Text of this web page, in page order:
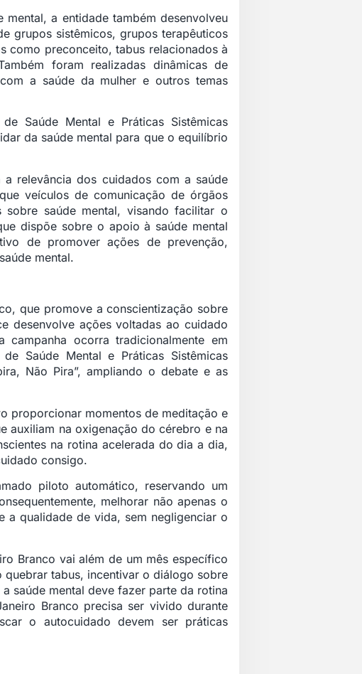
a entidade também desenvolveu
grupos sistêmicos, grupos terapêuticos
como preconceito, tabus relacionados à
foram realizadas dinâmicas de
a saúde da mulher e outros temas
Saúde Mental e Práticas Sistêmicas
da saúde mental para que o equilíbrio
relevância dos cuidados com a saúde
veículos de comunicação de órgãos
sobre saúde mental, visando facilitar o
dispõe sobre o apoio à saúde mental
de promover ações de prevenção,
mental.
que promove a conscientização sobre
desenvolve ações voltadas ao cuidado
ocorra tradicionalmente em
Saúde Mental e Práticas Sistêmicas
Não Pira”, ampliando o debate e as
proporcionar momentos de meditação e
auxiliam na oxigenação do cérebro e na
na rotina acelerada do dia a dia,
consigo.
piloto automático, reservando um
melhorar não apenas o
a qualidade de vida, sem negligenciar o
Branco vai além de um mês específico
tabus, incentivar o diálogo sobre
saúde mental deve fazer parte da rotina
Branco precisa ser vivido durante
o autocuidado devem ser práticas